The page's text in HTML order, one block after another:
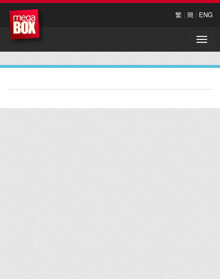
繁 | 簡 | ENG
Toggle